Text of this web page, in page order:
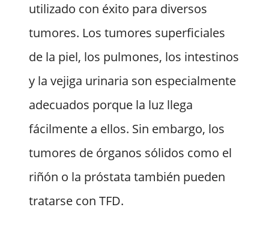
utilizado con éxito para diversos
tumores. Los tumores superficiales
de la piel, los pulmones, los intestinos
y la vejiga urinaria son especialmente
adecuados porque la luz llega
fácilmente a ellos. Sin embargo, los
tumores de órganos sólidos como el
riñón o la próstata también pueden
tratarse con TFD.